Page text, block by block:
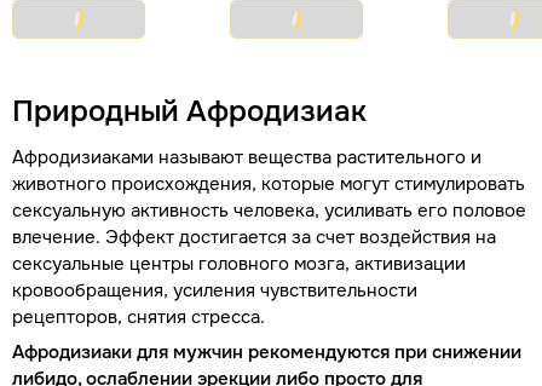
Природный Афродизиак
Афродизиаками называют вещества растительного и
животного происхождения, которые могут стимулировать
сексуальную активность человека, усиливать его половое
влечение. Эффект достигается за счет воздействия на
сексуальные центры головного мозга, активизации
кровообращения, усиления чувствительности
рецепторов, снятия стресса.
Афродизиаки для мужчин рекомендуются при снижении
либидо, ослаблении эрекции либо просто для